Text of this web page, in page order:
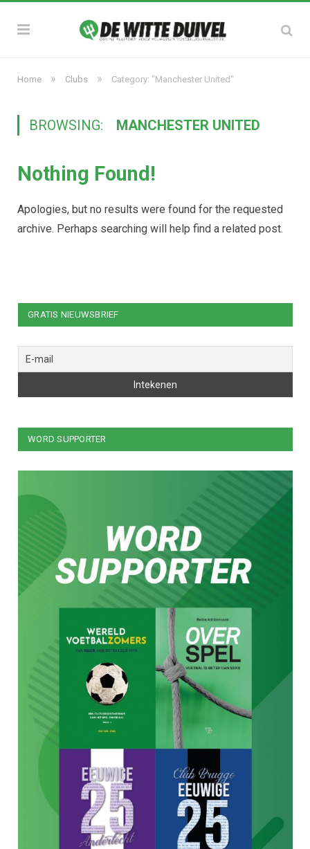
Home » Clubs » Category: "Manchester United"
BROWSING: MANCHESTER UNITED
Nothing Found!
Apologies, but no results were found for the requested
archive. Perhaps searching will help find a related post.
GRATIS NIEUWSBRIEF
WORD SUPPORTER